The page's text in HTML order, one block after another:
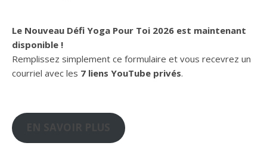
Le Nouveau Défi Yoga Pour Toi 2026 est maintenant
disponible !
Remplissez simplement ce formulaire et vous recevrez un
courriel avec les 7 liens YouTube privés.